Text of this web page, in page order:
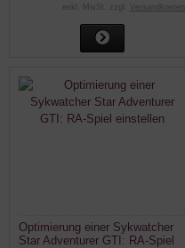
exkl. MwSt. zzgl. Versandkosten
Optimierung einer Sykwatcher
Star Adventurer GTI: RA-Spiel